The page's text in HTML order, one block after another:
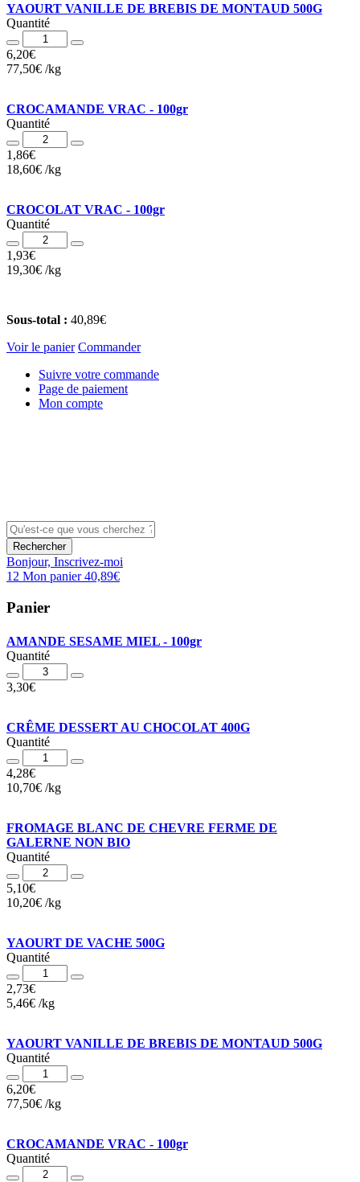
YAOURT VANILLE DE BREBIS DE MONTAUD 500G
QuantitéQuantité
6,20€
77,50€ /kg
CROCAMANDE VRAC - 100gr
QuantitéQuantité
1,86€
18,60€ /kg
CROCOLAT VRAC - 100gr
QuantitéQuantité
1,93€
19,30€ /kg
Sous-total : 40,89€
Voir le panier Commander
Suivre votre commande
Page de paiement
Mon compte
Rechercher
Bonjour, Inscrivez-moi
12 Mon panier40,89€
Panier
AMANDE SESAME MIEL - 100gr
QuantitéQuantité
3,30€
CRÊME DESSERT AU CHOCOLAT 400G
QuantitéQuantité
4,28€
10,70€ /kg
FROMAGE BLANC DE CHEVRE FERME DE
GALERNE NON BIO
QuantitéQuantité
5,10€
10,20€ /kg
YAOURT DE VACHE 500G
QuantitéQuantité
2,73€
5,46€ /kg
YAOURT VANILLE DE BREBIS DE MONTAUD 500G
QuantitéQuantité
6,20€
77,50€ /kg
CROCAMANDE VRAC - 100gr
QuantitéQuantité